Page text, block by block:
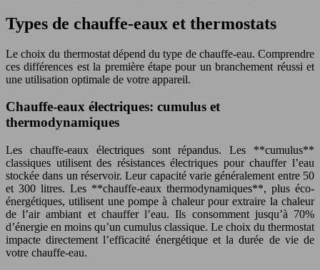
Types de chauffe-eaux et thermostats
Le choix du thermostat dépend du type de chauffe-eau. Comprendre
ces différences est la première étape pour un branchement réussi et
une utilisation optimale de votre appareil.
Chauffe-eaux électriques: cumulus et
thermodynamiques
Les chauffe-eaux électriques sont répandus. Les **cumulus**
classiques utilisent des résistances électriques pour chauffer l’eau
stockée dans un réservoir. Leur capacité varie généralement entre 50
et 300 litres. Les **chauffe-eaux thermodynamiques**, plus éco-
énergétiques, utilisent une pompe à chaleur pour extraire la chaleur
de l’air ambiant et chauffer l’eau. Ils consomment jusqu’à 70%
d’énergie en moins qu’un cumulus classique. Le choix du thermostat
impacte directement l’efficacité énergétique et la durée de vie de
votre chauffe-eau.